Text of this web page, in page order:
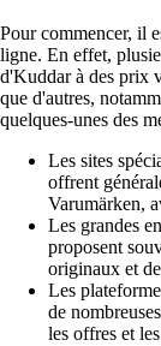
Pour commencer, il
ligne. En effet,
d'Kuddar à des prix
que d'autres,
quelques-unes des
Les sites
offrent
Varumärken,
Les grandes
proposent
originaux et
Les
de
les offres et